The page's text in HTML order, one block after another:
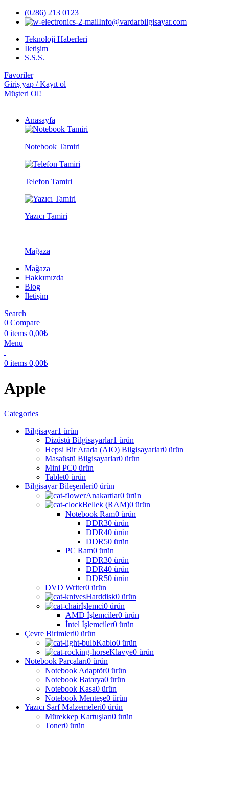
(0286) 213 0123
Info@vardarbilgisayar.com
Teknoloji Haberleri
İletişim
S.S.S.
Favoriler
Giriş yap / Kayıt ol
Müşteri Ol!
Anasayfa
Notebook Tamiri
Telefon Tamiri
Yazıcı Tamiri
Mağaza
Mağaza
Hakkımızda
Blog
İletişim
Search
0 Compare
0 items 0,00₺
Menu
0 items 0,00₺
Apple
Categories
Bilgisayar1 ürün
Dizüstü Bilgisayarlar1 ürün
Hepsi Bir Arada (AIO) Bilgisayarlar0 ürün
Masaüstü Bilgisayarlar0 ürün
Mini PC0 ürün
Tablet0 ürün
Bilgisayar Bileşenleri0 ürün
Anakartlar0 ürün
Bellek (RAM)0 ürün
Notebook Ram0 ürün
DDR30 ürün
DDR40 ürün
DDR50 ürün
PC Ram0 ürün
DDR30 ürün
DDR40 ürün
DDR50 ürün
DVD Writer0 ürün
Harddisk0 ürün
İşlemci0 ürün
AMD İşlemciler0 ürün
İntel İşlemciler0 ürün
Çevre Birimleri0 ürün
Kablo0 ürün
Klavye0 ürün
Notebook Parçaları0 ürün
Notebook Adaptör0 ürün
Notebook Batarya0 ürün
Notebook Kasa0 ürün
Notebook Menteşe0 ürün
Yazıcı Sarf Malzemeleri0 ürün
Mürekkep Kartuşları0 ürün
Toner0 ürün